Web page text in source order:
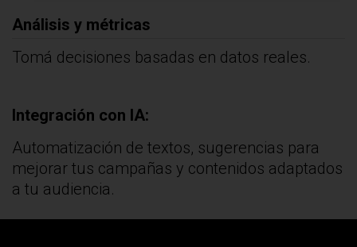
Análisis y métricas
Tomá decisiones basadas en datos reales.
Integración con IA:
Automatización de textos, sugerencias para
mejorar tus campañas y contenidos adaptados
a tu audiencia.